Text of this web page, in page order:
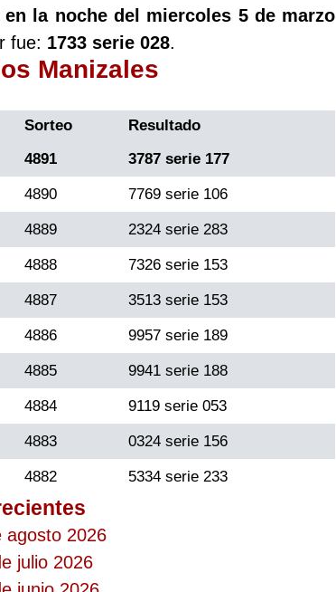
en la noche del miercoles 5 de marzo
fue: 1733 serie 028.
Manizales
Sorteo
Resultado
4891 3787 serie 177
4890 7769 serie 106
4889 2324 serie 283
4888 7326 serie 153
4887 3513 serie 153
4886 9957 serie 189
4885 9941 serie 188
4884 9119 serie 053
4883 0324 serie 156
4882 5334 serie 233
agosto 2026
julio 2026